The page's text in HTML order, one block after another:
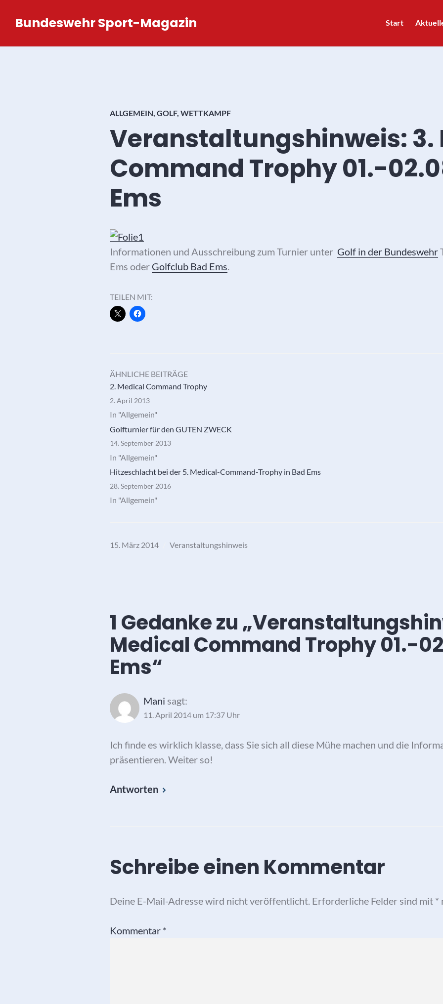
InhaltBundeswehr Sport-Magazin Start
ALLGEMEIN GOLF, WETTKAMPF
Veranstaltungshinweis: 3.
Command Trophy 01.-
Ems
Informationen und Ausschreibung zum Turnier unter Golf in der Bundeswehr
Ems oder Golfclub Bad Ems.
TEILEN MIT:
ÄHNLICHE BEITRÄGE
2. Medical Command Trophy
2. April 2013
In "Allgemein"
Golfturnier für den GUTEN ZWECK
14. September 2013
In "Allgemein"
Hitzeschlacht bei der 5. Medical-Command-Trophy in Bad Ems
28. September 2016
In "Allgemein"
15. März 2014 Veranstaltungshinweis
1 Gedanke zu „
Medical Command Trophy 01.-
Ems“
Mani sagt:
11. April 2014 um 17:37 Uhr
Ich finde es wirklich klasse, dass Sie sich all diese Mühe machen und die
präsentieren. Weiter so!
Antworten
Schreibe einen Kommentar
Deine E-Mail-Adresse wird nicht veröffentlicht. Erforderliche Felder sind mit *
Kommentar *